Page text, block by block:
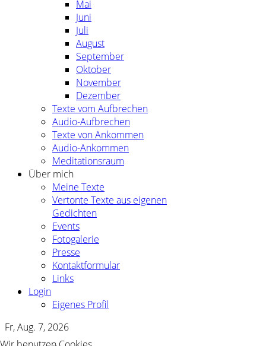
Mai
Juni
Juli
August
September
Oktober
November
Dezember
Texte vom Aufbrechen
Audio-Aufbrechen
Texte von Ankommen
Audio-Ankommen
Meditationsraum
Über mich
Meine Texte
Vertonte Texte aus eigenen
Gedichten
Events
Fotogalerie
Presse
Kontaktformular
Links
Login
Eigenes Profil
Fr, Aug. 7, 2026